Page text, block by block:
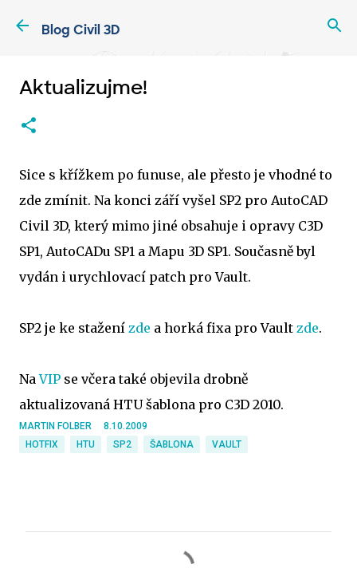
Blog Civil 3D
Aktualizujme!
Sice s křížkem po funuse, ale přesto je vhodné to
zde zmínit. Na konci září vyšel SP2 pro AutoCAD
Civil 3D, který mimo jiné obsahuje i opravy C3D
SP1, AutoCADu SP1 a Mapu 3D SP1. Současně byl
vydán i urychlovací patch pro Vault.
SP2 je ke stažení zde a horká fixa pro Vault zde.
NaVIP se včera také objevila drobně
aktualizovaná HTU šablona pro C3D 2010.
MARTIN FOLBER
8.10.2009
HOTFIX
HTU SP2 ŠABLONA VAULT